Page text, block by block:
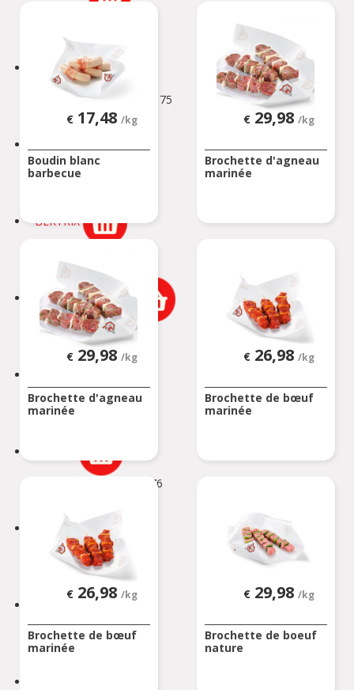
BARVAUX
BEAURAING
Rue De Rochefort 173-175
BEAURAING
Tervuursesteenweg 167
BERTRIX
BERTRIX
BEVEREN-WAAS 2
Peter Benoitlaan 79
BEVEREN Waas
Tiensesteenweg 1C
Rue Zéphirin Fontaine 76
BONCELLES
Rue De Tilff 53-55
BONCELLES
Kerkhofstraat 377
BOOM
€ 17,48 /kg
Boudin blanc
barbecue
€ 29,98 /kg
Brochette d'agneau
marinée
€ 29,98 /kg
Brochette d'agneau
marinée
€ 26,98 /kg
Brochette de bœuf
marinée
€ 26,98 /kg
Brochette de bœuf
marinée
€ 29,98 /kg
Brochette de boeuf
nature